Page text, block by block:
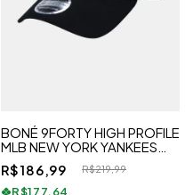
BONÉ 9FORTY HIGH PROFILE
MLB NEW YORK YANKEES
FECHO SNAPBACK
R$186,99 R$219,99
R$177,64